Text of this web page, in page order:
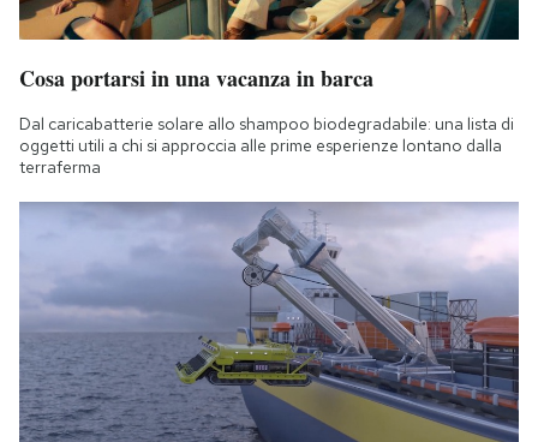
Cosa portarsi in una vacanza in barca
Dal caricabatterie solare allo shampoo biodegradabile: una lista di
oggetti utili a chi si approccia alle prime esperienze lontano dalla
terraferma